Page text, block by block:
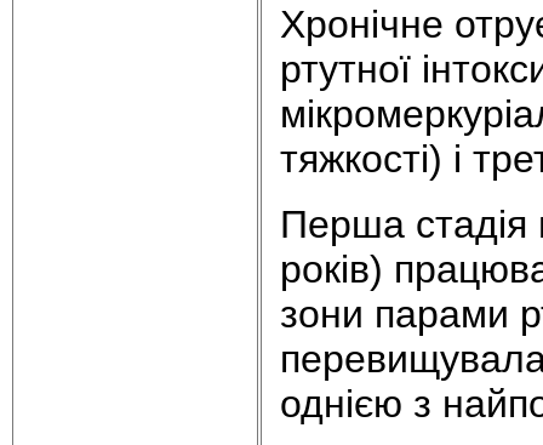
Хронічне
ртутної
тяжкості) і
Перша стадія
років)
зони парами
однією з